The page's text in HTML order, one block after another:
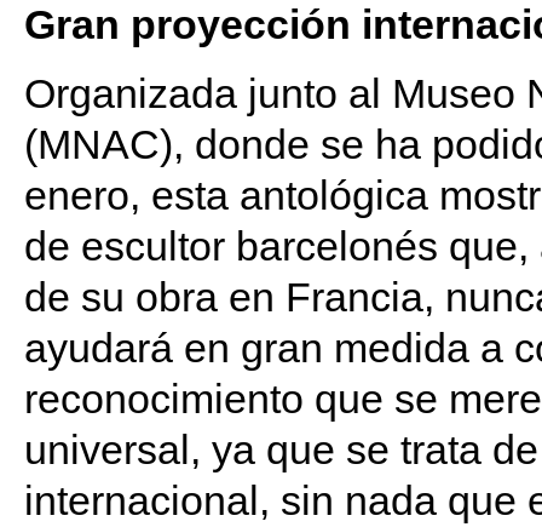
Gran proyección
Organizada junto al Museo
(MNAC), donde se ha
enero, esta antológica
de escultor barcelonés
de su obra en Francia,
ayudará en gran medida a
reconocimiento que se
universal, ya que se trata
internacional, sin nada que